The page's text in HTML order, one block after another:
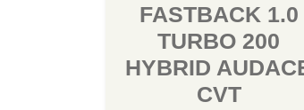
FASTBACK 1.0
TURBO 200
HYBRID
CVT